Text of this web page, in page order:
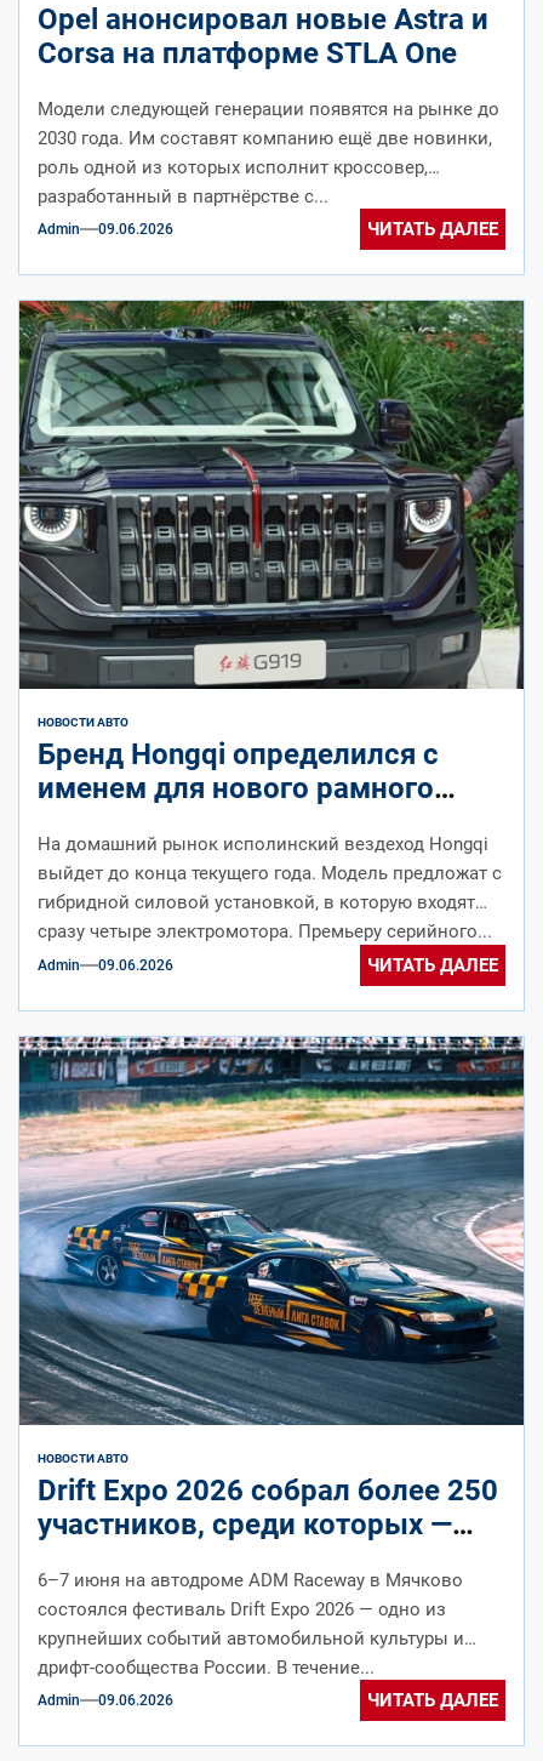
Opel анонсировал новые Astra и
Corsa на платформе STLA One
Модели следующей генерации появятся на рынке до
2030 года. Им составят компанию ещё две новинки,
роль одной из которых исполнит кроссовер,
разработанный в партнёрстве с...
Admin 09.06.2026 ЧИТАТЬ ДАЛЕЕ
НОВОСТИ АВТО
Бренд Hongqi определился с
именем для нового рамного
G919
На домашний рынок исполинский вездеход Hongqi
выйдет до конца текущего года. Модель предложат с
гибридной силовой установкой, в которую входят
сразу четыре электромотора. Премьеру серийного...
Admin 09.06.2026 ЧИТАТЬ ДАЛЕЕ
НОВОСТИ АВТО
Drift Expo 2026 собрал более 250
участников, среди которых —
6–7 июня на автодроме ADM Raceway в Мячково
состоялся фестиваль Drift Expo 2026 — одно из
крупнейших событий автомобильной культуры и
дрифт-сообщества России. В течение...
Admin 09.06.2026 ЧИТАТЬ ДАЛЕЕ